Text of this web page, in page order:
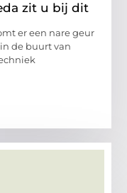
zit u bij dit
er een nare geur
de buurt van